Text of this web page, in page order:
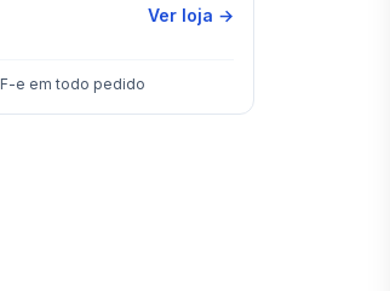
Ver loja →
e em todo pedido